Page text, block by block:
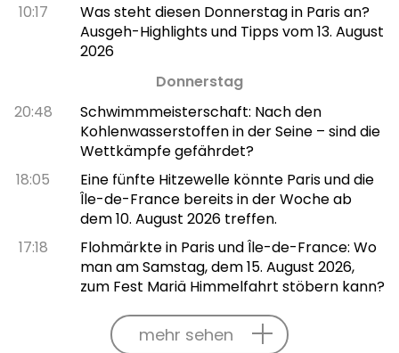
10:17
Was steht diesen Donnerstag in Paris an?
Ausgeh-Highlights und Tipps vom 13. August
2026
Donnerstag
20:48
Schwimmmeisterschaft: Nach den
Kohlenwasserstoffen in der Seine – sind die
Wettkämpfe gefährdet?
18:05
Eine fünfte Hitzewelle könnte Paris und die
Île-de-France bereits in der Woche ab
dem 10. August 2026 treffen.
17:18
Flohmärkte in Paris und Île-de-France: Wo
man am Samstag, dem 15. August 2026,
zum Fest Mariä Himmelfahrt stöbern kann?
mehr sehen